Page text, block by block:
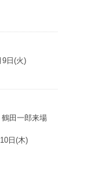
9日(火)
鶴田一郎来場
日(木)